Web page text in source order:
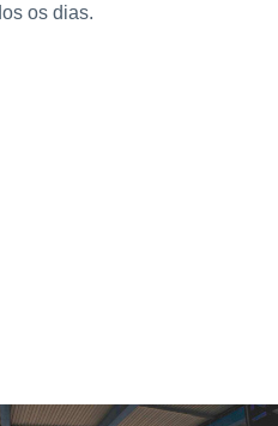
os dias.